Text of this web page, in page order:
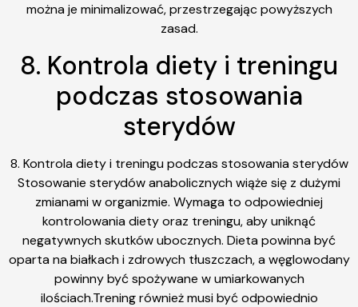
można je minimalizować, przestrzegając powyższych
zasad.
8. Kontrola diety i treningu
podczas stosowania
sterydów
8. Kontrola diety i treningu podczas stosowania sterydów
Stosowanie sterydów anabolicznych wiąże się z dużymi
zmianami w organizmie. Wymaga to odpowiedniej
kontrolowania diety oraz treningu, aby uniknąć
negatywnych skutków ubocznych. Dieta powinna być
oparta na białkach i zdrowych tłuszczach, a węglowodany
powinny być spożywane w umiarkowanych
ilościach.Trening również musi być odpowiednio